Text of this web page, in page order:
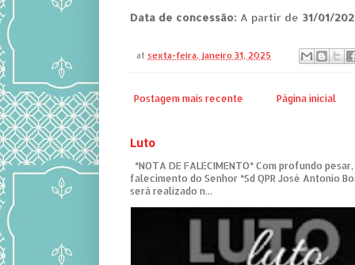
Data de concessão: A partir de 31/01/
at sexta-feira, janeiro 31, 2025
Postagem mais recente Página inicial
Luto
*NOTA DE FALECIMENTO* Com profundo
falecimento do Senhor *Sd QPR José Antonio
será realizado n...